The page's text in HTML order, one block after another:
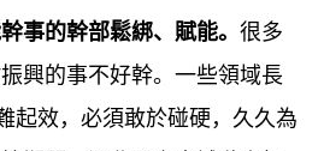
事的幹部鬆綁、賦能。 很多
興的事不好幹。一些領域長
起效，必須敢於碰硬，久久為